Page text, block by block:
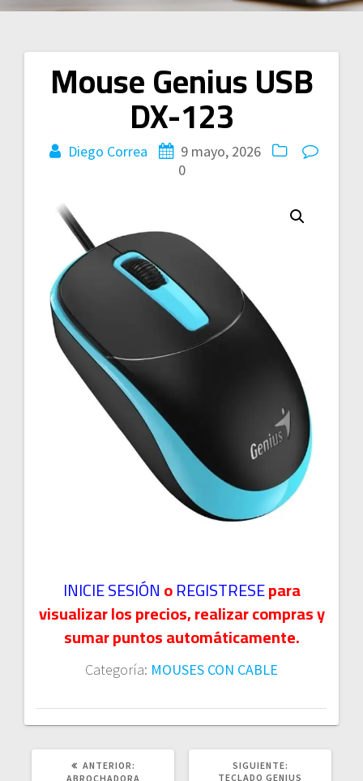
Mouse Genius USB
DX-123
Diego Correa
9 mayo, 2026
0
INICIE SESIÓNoREGISTRESEpara
visualizar los precios, realizar compras y
sumar puntos automáticamente.
Categoría: MOUSES CON CABLE
Navegación
de
entradas
ANTERIOR:
ANTERIOR:
ABROCHADORA
SIGUIENTE:
POST:
TECLADO GENIUS